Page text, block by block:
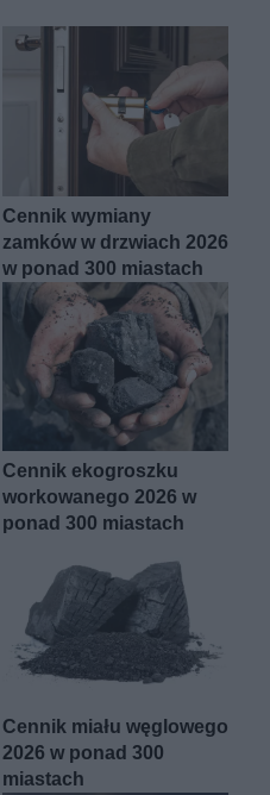
Cennik wymiany
zamków w drzwiach 2026
w ponad 300 miastach
Cennik ekogroszku
workowanego 2026 w
ponad 300 miastach
Cennik miału węglowego
2026 w ponad 300
miastach